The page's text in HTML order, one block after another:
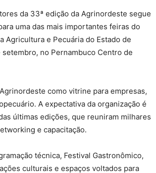
da 33ª edição da Agrinordeste segue
uma das mais importantes feiras do
Agricultura e Pecuária do Estado de
no Pernambuco Centro de
como vitrine para empresas,
A expectativa da organização é
últimas edições, que reuniram milhares
e capacitação.
técnica, Festival Gastronômico,
culturais e espaços voltados para